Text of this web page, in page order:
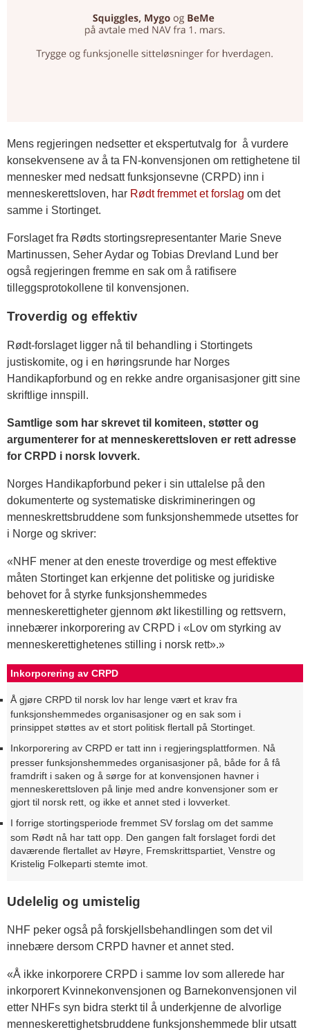
Mens regjeringen nedsetter et ekspertutvalg for å vurdere
konsekvensene av å ta FN-konvensjonen om rettighetene til
mennesker med nedsatt funksjonsevne (CRPD) inn i
menneskerettsloven, har Rødt fremmet et forslag om det
samme i Stortinget.
Forslaget fra Rødts stortingsrepresentanter Marie Sneve
Martinussen, Seher Aydar og Tobias Drevland Lund ber
også regjeringen fremme en sak om å ratifisere
tilleggsprotokollene til konvensjonen.
Troverdig og effektiv
Rødt-forslaget ligger nå til behandling i Stortingets
justiskomite, og i en høringsrunde har Norges
Handikapforbund og en rekke andre organisasjoner gitt sine
skriftlige innspill.
Samtlige som har skrevet til komiteen, støtter og
argumenterer for at menneskerettsloven er rett adresse
for CRPD i norsk lovverk.
Norges Handikapforbund peker i sin uttalelse på den
dokumenterte og systematiske diskrimineringen og
menneskrettsbruddene som funksjonshemmede utsettes for
i Norge og skriver:
«NHF mener at den eneste troverdige og mest effektive
måten Stortinget kan erkjenne det politiske og juridiske
behovet for å styrke funksjonshemmedes
menneskerettigheter gjennom økt likestilling og rettsvern,
innebærer inkorporering av CRPD i «Lov om styrking av
menneskerettighetenes stilling i norsk rett».»
Inkorporering av CRPD
Å gjøre CRPD til norsk lov har lenge vært et krav fra
funksjonshemmedes organisasjoner og en sak som i
prinsippet støttes av et stort politisk flertall på Stortinget.
Inkorporering av CRPD er tatt inn i regjeringsplattformen. Nå
presser funksjonshemmedes organisasjoner på, både for å få
framdrift i saken og å sørge for at konvensjonen havner i
menneskerettsloven på linje med andre konvensjoner som er
gjort til norsk rett, og ikke et annet sted i lovverket.
I forrige stortingsperiode fremmet SV forslag om det samme
som Rødt nå har tatt opp. Den gangen falt forslaget fordi det
daværende flertallet av Høyre, Fremskrittspartiet, Venstre og
Kristelig Folkeparti stemte imot.
Udelelig og umistelig
NHF peker også på forskjellsbehandlingen som det vil
innebære dersom CRPD havner et annet sted.
«Å ikke inkorporere CRPD i samme lov som allerede har
inkorporert Kvinnekonvensjonen og Barnekonvensjonen vil
etter NHFs syn bidra sterkt til å underkjenne de alvorlige
menneskerettighetsbruddene funksjonshemmede blir utsatt